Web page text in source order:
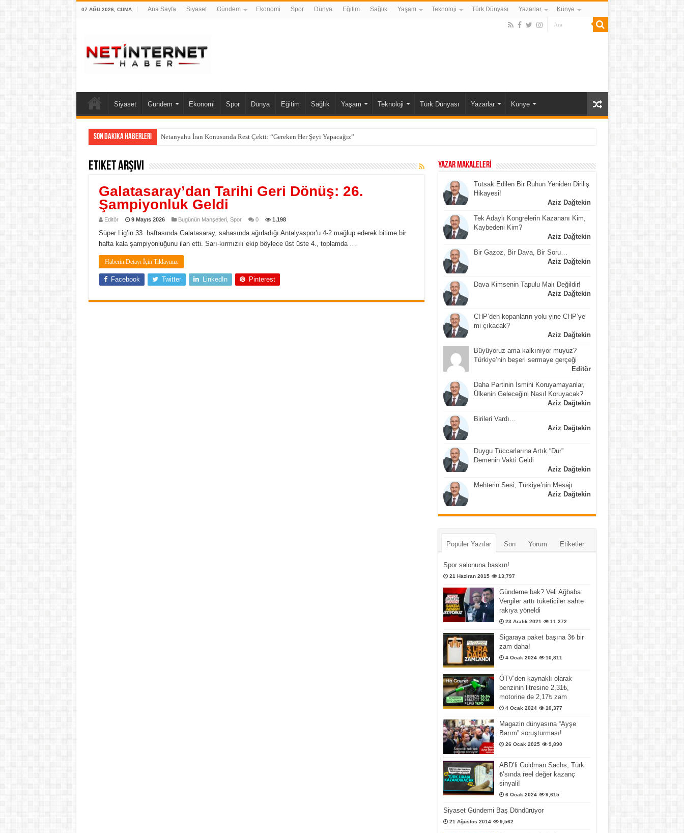
07 AĞU 2026, CUMA Ana Sayfa Siyaset Gündem Ekonomi Spor Dünya Eğitim Sağlık Yaşam Teknoloji Türk Dünyası Yazarlar Künye
Siyaset Gündem Ekonomi Spor Dünya Eğitim Sağlık Yaşam Teknoloji Türk Dünyası Yazarlar Künye
Son Dakika Haberleri Netanyahu İran Konusunda Rest Çekti: “Gereken Her Şeyi Yapacağız”
Etiket Arşivi
Galatasaray’dan Tarihi Geri Dönüş: 26.
Şampiyonluk Geldi
Editör 9 Mayıs 2026 Bugünün Manşetleri, Spor 0 1,198
Süper Lig’in 33. haftasında Galatasaray, sahasında ağırladığı Antalyaspor’u 4-2 mağlup ederek bitime bir
hafta kala şampiyonluğunu ilan etti. Sarı-kırmızılı ekip böylece üst üste 4., toplamda …
Haberin Detayı İçin Tıklayınız
Facebook Twitter LinkedIn Pinterest
YAZAR MAKALELERİ
Tutsak Edilen Bir Ruhun Yeniden Diriliş
Hikayesi!
Aziz Dağtekin
Tek Adaylı Kongrelerin Kazananı Kim,
Kaybedeni Kim?
Aziz Dağtekin
Bir Gazoz, Bir Dava, Bir Soru…
Aziz Dağtekin
Dava Kimsenin Tapulu Malı Değildir!
Aziz Dağtekin
CHP’den kopanların yolu yine CHP’ye
mi çıkacak?
Aziz Dağtekin
Büyüyoruz ama kalkınıyor muyuz?
Türkiye’nin beşeri sermaye gerçeği
Editör
Daha Partinin İsmini Koruyamayanlar,
Ülkenin Geleceğini Nasıl Koruyacak?
Aziz Dağtekin
Birileri Vardı…
Aziz Dağtekin
Duygu Tüccarlarına Artık “Dur”
Demenin Vakti Geldi
Aziz Dağtekin
Mehterin Sesi, Türkiye’nin Mesajı
Aziz Dağtekin
Popüler Yazılar Son Yorum Etiketler
Spor salonuna baskın!
21 Haziran 2015 13,797
Gündeme bak? Veli Ağbaba:
Vergiler arttı tüketiciler sahte
rakıya yöneldi
23 Aralık 2021 11,272
Sigaraya paket başına 3₺ bir
zam daha!
4 Ocak 2024 10,811
ÖTV’den kaynaklı olarak
benzinin litresine 2,31₺,
motorine de 2,17₺ zam
4 Ocak 2024 10,377
Magazin dünyasına “Ayşe
Barım” soruşturması!
26 Ocak 2025 9,890
ABD’li Goldman Sachs, Türk
₺’sında reel değer kazanç
sinyali!
6 Ocak 2024 9,615
Siyaset Gündemi Baş Döndürüyor
21 Ağustos 2014 9,562